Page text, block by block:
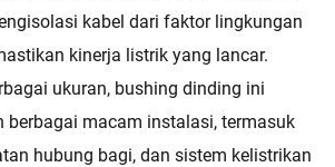
kabel dari faktor lingkungan
kinerja listrik yang lancar.
ukuran, bushing dinding ini
berbagai macam instalasi, termasuk
hubung bagi, dan sistem kelistrikan